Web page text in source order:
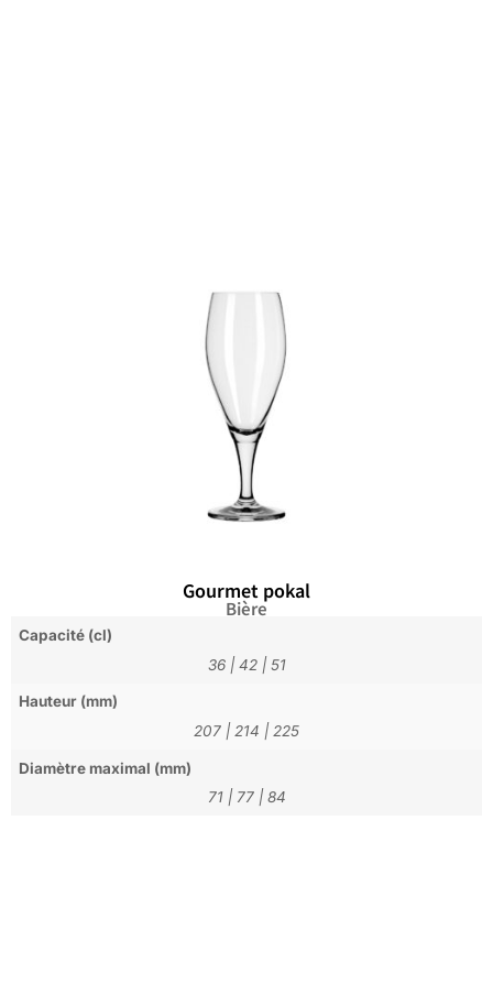
Gourmet pokal
Bière
Capacité (cl)
36| 42| 51
Hauteur (mm)
207 | 214 | 225
Diamètre maximal (mm)
71| 77| 84